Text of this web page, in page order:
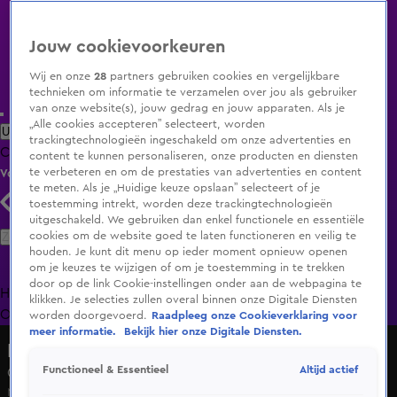
Uitzending Gemist Populaire programma's Zenders Genres
ClipsFilmsRadioSmart TV inlogShop
Volg KIJK
Zoeken
HomeUitzending Gemist Programma's De Bondgenoten
OranjezomerLivestreamsShop
Oranjesfeer zit er goed in in Texas
Ma 15 juni, 17:18
Jouw cookievoorkeuren
Wij en onze28 partners gebruiken cookies en vergelijkbare
technieken om informatie te verzamelen over jou als gebruiker
van onze website(s), jouw gedrag en jouw apparaten. Als je
„Alle cookies accepteren” selecteert, worden
trackingtechnologieën ingeschakeld om onze advertenties en
content te kunnen personaliseren, onze producten en diensten
te verbeteren en om de prestaties van advertenties en content
te meten. Als je „Huidige keuze opslaan” selecteert of je
toestemming intrekt, worden deze trackingtechnologieën
uitgeschakeld. We gebruiken dan enkel functionele en essentiële
cookies om de website goed te laten functioneren en veilig te
houden. Je kunt dit menu op ieder moment opnieuw openen
om je keuzes te wijzigen of om je toestemming in te trekken
door op de link Cookie-instellingen onder aan de webpagina te
klikken. Je selecties zullen overal binnen onze Digitale Diensten
worden doorgevoerd.
Raadpleeg onze Cookieverklaring voor
meer informatie.
Bekijk hier onze Digitale Diensten.
Functioneel & Essentieel Altijd actief